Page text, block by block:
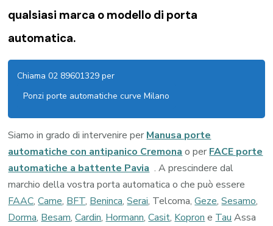
qualsiasi marca o modello di porta
automatica.
Chiama 02 89601329 per
Ponzi porte automatiche curve Milano
Siamo in grado di intervenire per Manusa porte
automatiche con antipanico Cremona o per FACE porte
automatiche a battente Pavia . A prescindere dal
marchio della vostra porta automatica o che può essere
FAAC,Came, BFT, Beninca,Serai, Telcoma,Geze,Sesamo,
Dorma, Besam,Cardin, Hormann,Casit, Kopron e Tau Assa